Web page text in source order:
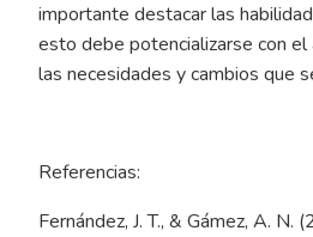
importante destacar las
esto debe potencializarse con
las necesidades y cambios que
Referencias:
Fernández, J. T., & Gámez, A.